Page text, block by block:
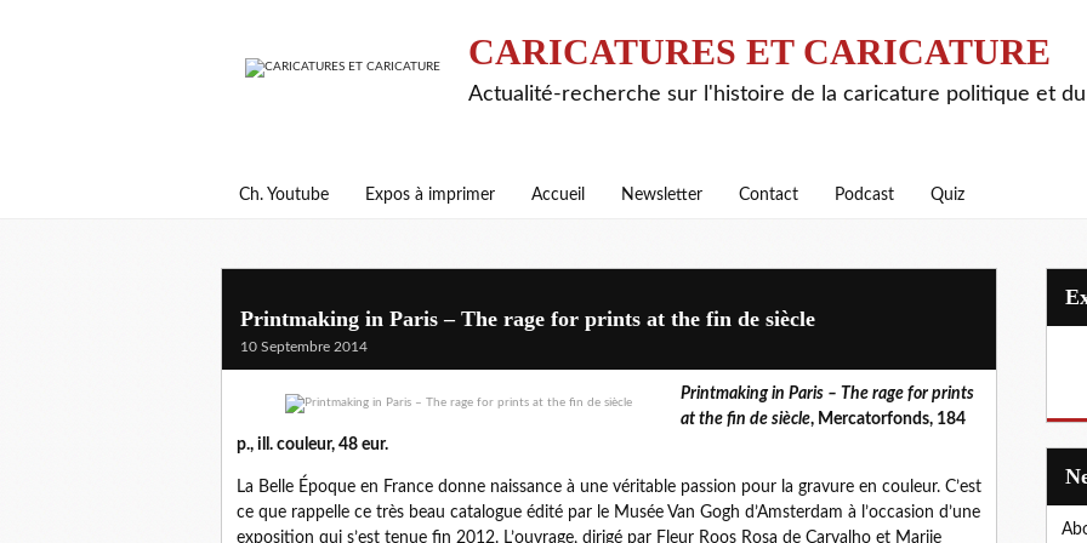
CARICATURES ET CARICATURE
Actualité-recherche sur l'histoire de la caricature politique et
Ch. Youtube Expos à imprimer Accueil Newsletter Contact Podcast Quiz
Printmaking in Paris – The rage for prints at the fin de siècle
10 Septembre 2014
Printmaking in Paris – The rage for prints
at the fin de siècle, Mercatorfonds, 184
p., ill. couleur, 48 eur.
La Belle Époque en France donne naissance à une véritable passion pour la gravure en couleur. C’est
ce que rappelle ce très beau catalogue édité par le Musée Van Gogh d’Amsterdam à l’occasion d’une
exposition qui s’est tenue fin 2012. L’ouvrage, dirigé par Fleur Roos Rosa de Carvalho et Marije